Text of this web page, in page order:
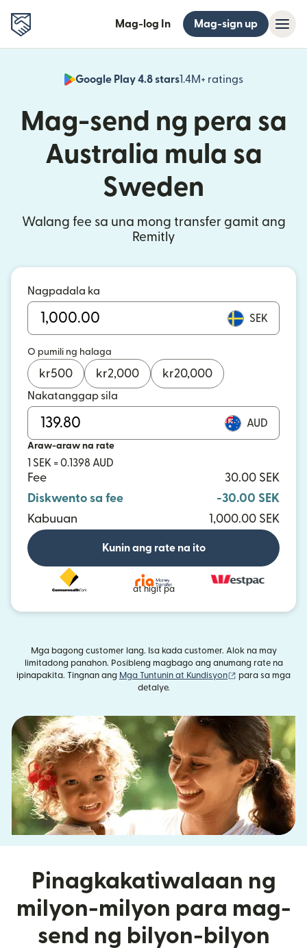
Mag-log In Mag-sign up
Google Play 4.8 stars1.4M+ ratings
(bubukas
Mag-send ng pera sa
Australia mula sa
Sweden
Walang fee sa una mong transfer gamit ang
Remitly
Nagpadala ka
SEK
O pumili ng halaga
kr500 kr2,000 kr20,000
Nakatanggap sila
AUD
Araw-araw na rate
1 SEK = 0.1398 AUD
Fee
30.00 SEK
Diskwento sa fee
-30.00 SEK
Kabuuan
1,000.00 SEK
Kunin ang rate na ito
at higit pa
Mga bagong customer lang. Isa kada customer. Alok na may
limitadong panahon. Posibleng magbago ang anumang rate na
ipinapakita. Tingnan ang Mga Tuntunin at Kundisyon (bubukas sa
para sa mga
detalye.
Pinagkakatiwalaan ng
milyon-milyon para mag-
send ng bilyon-bilyon